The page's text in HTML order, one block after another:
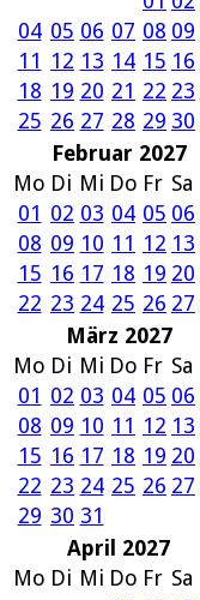
04 05 06 07 08 09
11 12 13 14 15 16
18 19 20 21 22 23
25 26 27 28 29 30
Februar 2027
Mo Di Mi Do Fr Sa
01 02 03 04 05 06
08 09 10 11 12 13
15 16 17 18 19 20
22 23 24 25 26 27
März 2027
Mo Di Mi Do Fr Sa
01 02 03 04 05 06
08 09 10 11 12 13
15 16 17 18 19 20
22 23 24 25 26 27
29 30 31
April 2027
Mo Di Mi Do Fr Sa